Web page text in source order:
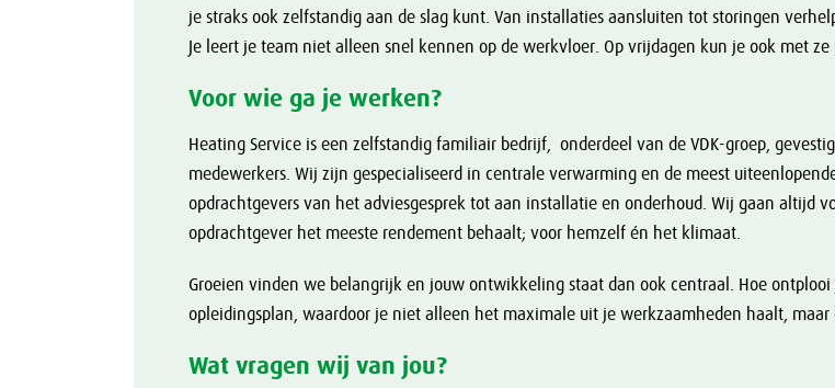
je straks ook zelfstandig aan de slag kunt. Van installaties aansluiten tot storingen
Je leert je team niet alleen snel kennen op de werkvloer. Op vrijdagen kun je ook met
Voor wie ga je werken?
Heating Service is een zelfstandig familiair bedrijf, onderdeel van de VDK-groep,
medewerkers. Wij zijn gespecialiseerd in centrale verwarming en de meest
opdrachtgevers van het adviesgesprek tot aan installatie en onderhoud. Wij gaan altijd
opdrachtgever het meeste rendement behaalt; voor hemzelf én het klimaat.
Groeien vinden we belangrijk en jouw ontwikkeling staat dan ook centraal. Hoe
opleidingsplan, waardoor je niet alleen het maximale uit je werkzaamheden haalt,
Wat vragen wij van jou?